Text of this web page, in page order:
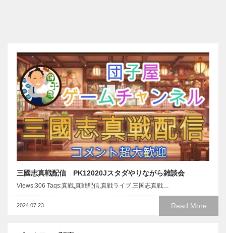
三國志真戦配信 PK12020Jスタダやりながら雑談会
Views:306 Taqs:真戦,真戦配信,真戦ライブ,三国志真戦…
Read More
2024.07.23